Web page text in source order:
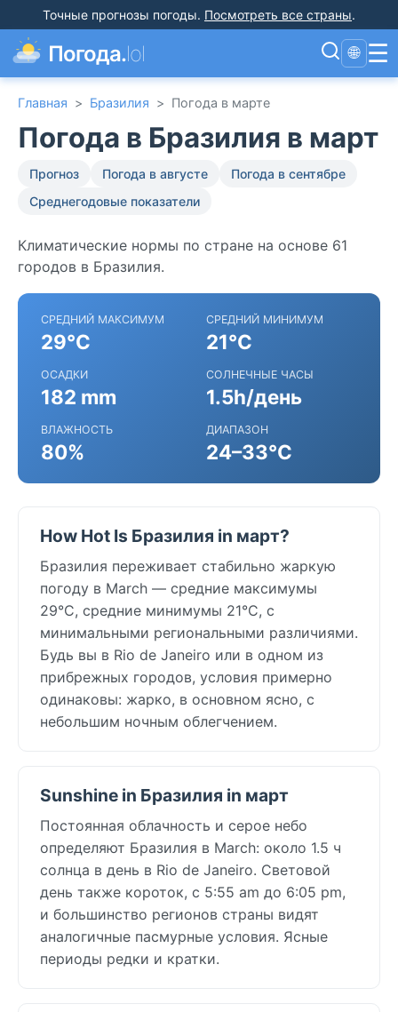
Точные прогнозы погоды. Посмотреть все страны.
Погода.lol 🌐 ☰
Главная > Бразилия > Погода в марте
Погода в Бразилия в март
Прогноз Погода в августе
Погода в сентябре
Среднегодовые показатели
Климатические нормы по стране на основе 61
городов в Бразилия.
СРЕДНИЙ МАКСИМУМ
29°C
СРЕДНИЙ МИНИМУМ
21°C
ОСАДКИ
182 mm
СОЛНЕЧНЫЕ ЧАСЫ
1.5h/день
ВЛАЖНОСТЬ
80%
ДИАПАЗОН
24–33°C
How Hot Is Бразилия in март?
Бразилия переживает стабильно жаркую
погоду в March — средние максимумы
29°C, средние минимумы 21°C, с
минимальными региональными различиями.
Будь вы в Rio de Janeiro или в одном из
прибрежных городов, условия примерно
одинаковы: жарко, в основном ясно, с
небольшим ночным облегчением.
Sunshine in Бразилия in март
Постоянная облачность и серое небо
определяют Бразилия в March: около 1.5 ч
солнца в день в Rio de Janeiro. Световой
день также короток, с 5:55 am до 6:05 pm,
и большинство регионов страны видят
аналогичные пасмурные условия. Ясные
периоды редки и кратки.